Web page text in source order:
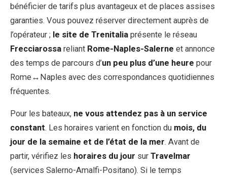
bénéficier de tarifs plus avantageux et de places assises
garanties. Vous pouvez réserver directement auprès de
l’opérateur ; le site de Trenitalia présente le réseau
Frecciarossa reliant Rome-Naples-Salerne et annonce
des temps de parcours d’un peu plus d’une heure pour
Rome↔Naples avec des correspondances quotidiennes
fréquentes.
Pour les bateaux, ne vous attendez pas à un service
constant. Les horaires varient en fonction du mois, du
jour de la semaine et de l’état de la mer. Avant de
partir, vérifiez les horaires du jour sur Travelmar
(services Salerno-Amalfi-Positano). Si le temps